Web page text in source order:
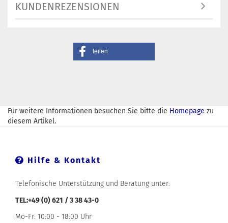
KUNDENREZENSIONEN
teilen
Für weitere Informationen besuchen Sie bitte die Homepage zu
diesem Artikel.
Hilfe & Kontakt
Telefonische Unterstützung und Beratung unter:
TEL:+49 (0) 621 / 3 38 43-0
Mo-Fr: 10:00 - 18:00 Uhr